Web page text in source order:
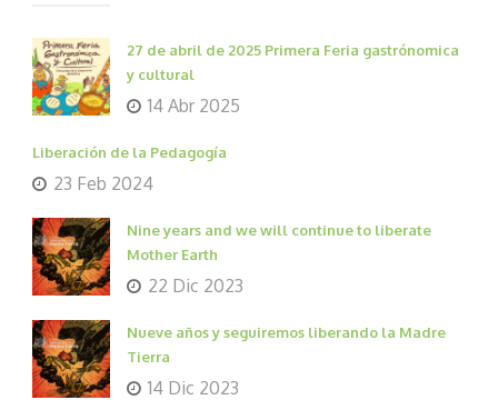
27 de abril de 2025 Primera Feria gastrónomica
y cultural
14 Abr 2025
Liberación de la Pedagogía
23 Feb 2024
Nine years and we will continue to liberate
Mother Earth
22 Dic 2023
Nueve años y seguiremos liberando la Madre
Tierra
14 Dic 2023